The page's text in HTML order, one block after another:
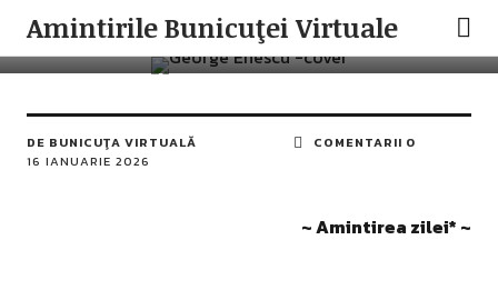
Amintirile Bunicuţei Virtuale
Sonata Nr. 3 de George Enescu
DE BUNICUŢA VIRTUALĂ
16 IANUARIE 2026
COMENTARII 0
~ Amintirea zilei* ~